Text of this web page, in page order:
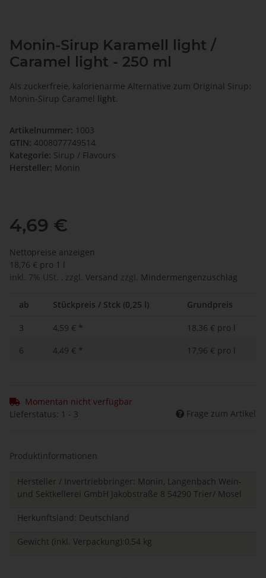
Monin-Sirup Karamell light /
Caramel light - 250 ml
Als zuckerfreie, kalorienarme Alternative zum Original Sirup:
Monin-Sirup Caramel light.
Artikelnummer: 1003
GTIN: 4008077749514
Kategorie: Sirup / Flavours
Hersteller: Monin
4,69 €
Nettopreise anzeigen
18,76 € pro 1 l
inkl. 7% USt. , zzgl. Versand zzgl. Mindermengenzuschlag
ab Stückpreis / Stck (0,25 l) Grundpreis
3 4,59 € *
18,36 € pro l
6
4,49 € * 17,96 € pro l
Momentan nicht verfügbar
Lieferstatus: 1 - 3
Frage zum Artikel
Produktinformationen
Hersteller / Invertriebbringer: Monin, Langenbach Wein-
und Sektkellerei GmbH Jakobstraße 8 54290 Trier/ Mosel
Herkunftsland: Deutschland
Gewicht (inkl. Verpackung):0,54 kg